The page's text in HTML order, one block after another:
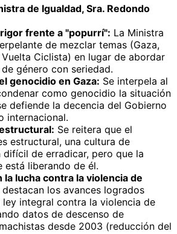
de Igualdad, Sra. Redondo
frente a "popurrí": La Ministra
de mezclar temas (Gaza,
Vuelta Ciclista) en lugar de abordar
género con seriedad.
genocidio en Gaza: Se interpela al
como genocidio la situación
defiende la decencia del Gobierno
internacional.
Se reitera que el
estructural, una cultura de
difícil de erradicar, pero que la
está liberando de él.
la lucha contra la violencia de
destacan los avances logrados
ley integral contra la violencia de
datos de descenso de
desde 2003 (reducción del